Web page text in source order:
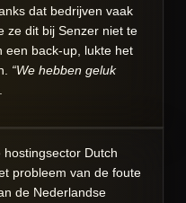
dat bedrijven vaak
ze dit bij Senzer niet te
een back-up, lukte het
“We hebben geluk
Dutch
probleem van de foute
de Nederlandse